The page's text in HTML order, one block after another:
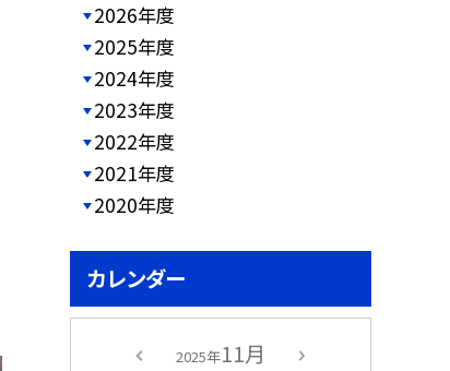
2026年度
2025年度
2024年度
2023年度
2022年度
2021年度
2020年度
カレンダー
2025年11月